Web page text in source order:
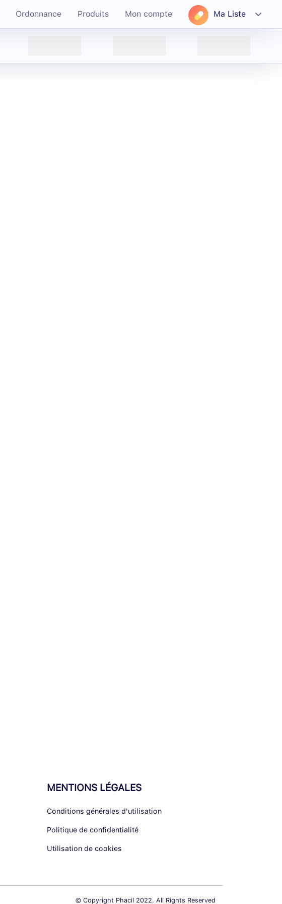
Ordonnance Produits Mon compte Ma Liste
MENTIONS LÉGALES
Conditions générales d'utilisation
Politique de confidentialité
Utilisation de cookies
© Copyright Phacil 2022. All Rights Reserved